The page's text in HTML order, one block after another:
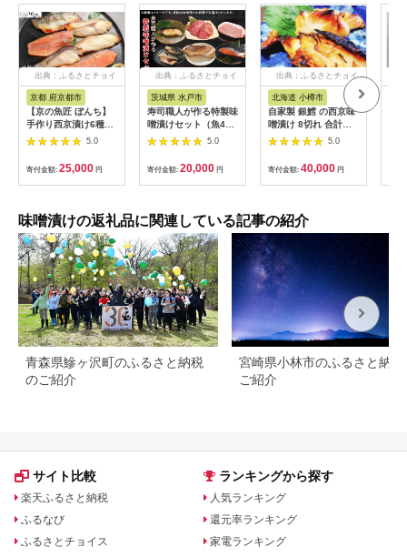
出典：ふるさとチョイ
ス
京都 府京都市
【京の魚匠 ぼんち】
手作り西京漬け6種12
切れ詰め合わせ 華二
段 ［ 京都 西京漬け
減塩 無添加 魚 簡単
便利 人気 おすすめ お
取り寄せ 通販 送料無
5.0
寄付金額: 25,000 円
出典：ふるさとチョイ
ス
茨城県 水戸市
寿司職人が作る特製味
噌漬けセット（魚4
種、肉2種）計12枚
【朋寿司 特製 みそ 銀
鮭 鰆 銀鱈 豚ロース
水戸市 茨城県】
（EW-3）
5.0
寄付金額: 20,000 円
出典：ふるさとチョイ
北海道 小樽市
自家製 銀鱈 の西京味
噌漬け 8切れ 合計約
700g
5.0
寄付金額: 40,000 円
味噌漬けの返礼品に関連している記事の紹介
青森県鰺ヶ沢町のふるさと納税
のご紹介
宮崎県小林市のふるさと納税
ご紹介
サイト比較
楽天ふるさと納税
ふるなび
ふるさとチョイス
ランキングから探す
人気ランキング
還元率ランキング
家電ランキング